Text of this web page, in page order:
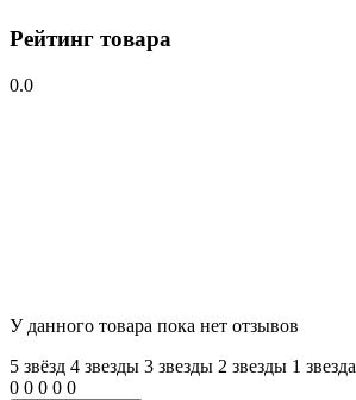
Рейтинг товара
0.0
У данного товара пока нет отзывов
5 звёзд 4 звeзды 3 звeзды 2 звeзды 1 звeзда
0 0 0 0 0